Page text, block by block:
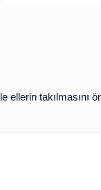
ellerin takılmasını